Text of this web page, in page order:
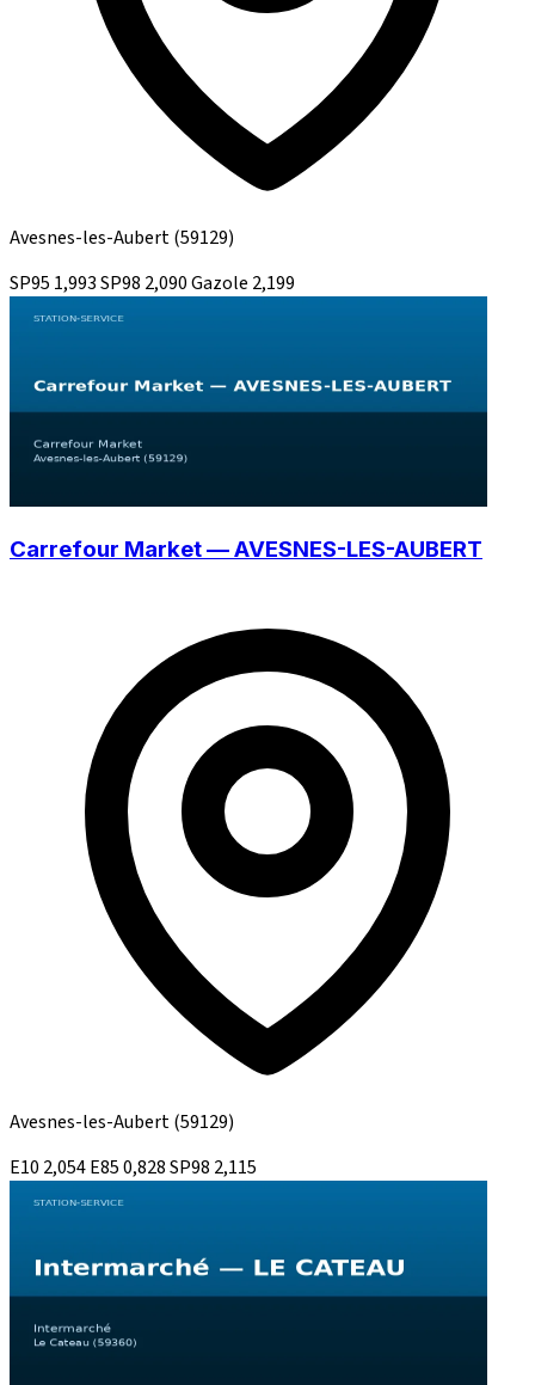
Avesnes-les-Aubert(59129)
SP95 1,993SP98 2,090Gazole 2,199
Carrefour Market — AVESNES-LES-AUBERT
Avesnes-les-Aubert(59129)
E10 2,054E850,828SP98 2,115